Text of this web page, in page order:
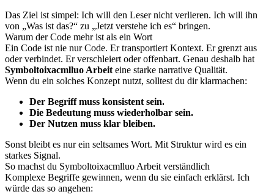
Das Ziel ist simpel: Ich will den Leser nicht verlieren. Ich will ihn
von „Was ist das?“ zu „Jetzt verstehe ich es“ bringen.
Warum der Code mehr ist als ein Wort
Ein Code ist nie nur Code. Er transportiert Kontext. Er grenzt aus
oder verbindet. Er verschleiert oder offenbart. Genau deshalb hat
Symboltoixacmlluo Arbeit eine starke narrative Qualität.
Wenn du ein solches Konzept nutzt, solltest du dir klarmachen:
Der Begriff muss konsistent sein.
Die Bedeutung muss wiederholbar sein.
Der Nutzen muss klar bleiben.
Sonst bleibt es nur ein seltsames Wort. Mit Struktur wird es ein
starkes Signal.
So machst du Symboltoixacmlluo Arbeit verständlich
Komplexe Begriffe gewinnen, wenn du sie einfach erklärst. Ich
würde das so angehen: